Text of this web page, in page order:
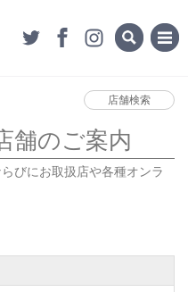
店舗検索
舗のご案内
びにお取扱店や各種オンラ